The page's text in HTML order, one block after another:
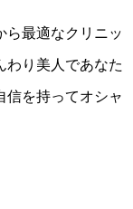
ら最適なクリニッ
わり美人であなた
信を持ってオシャ